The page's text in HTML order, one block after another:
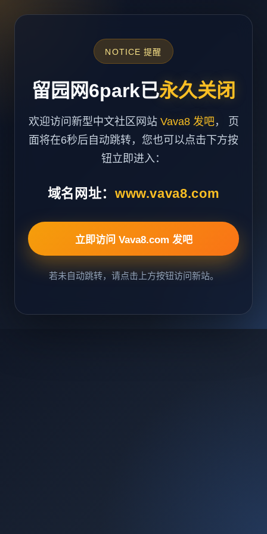
NOTICE 提醒
留园网6park已永久关闭
欢迎访问新型中文社区网站 Vava8 发吧， 页
面将在6秒后自动跳转，您也可以点击下方按
钮立即进入：
域名网址： www.vava8.com
立即访问 Vava8.com 发吧
若未自动跳转，请点击上方按钮访问新站。